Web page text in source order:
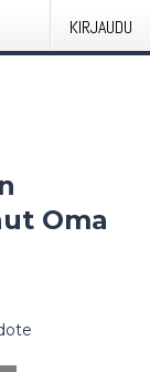
KIRJAUDU
Oma